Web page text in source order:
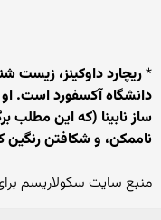
*ریچارد داوکینز،
دانشگاه آکسفورد است.
ساز نابینا (که این مطلب
ناممکن، و شکافتن
منبع سایت سکولاریسم